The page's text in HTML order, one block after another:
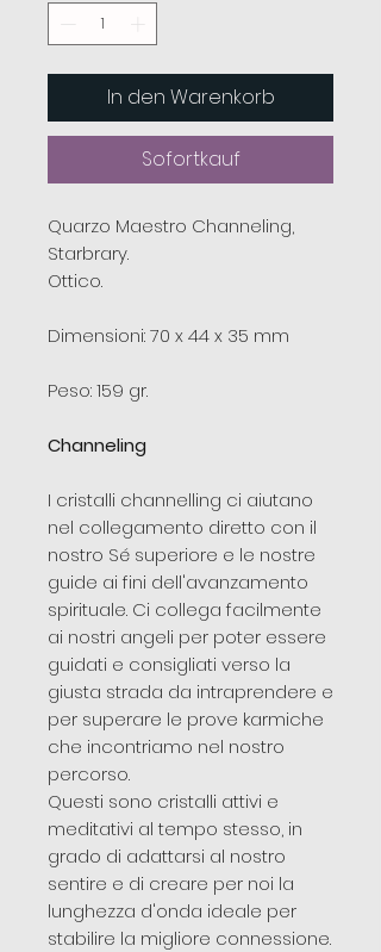
In den Warenkorb
Sofortkauf
Quarzo Maestro Channeling,
Starbrary.
Ottico.
Dimensioni: 70 x 44 x 35 mm
Peso: 159 gr.
Channeling
I cristalli channelling ci aiutano
nel collegamento diretto con il
nostro Sé superiore e le nostre
guide ai fini dell'avanzamento
spirituale. Ci collega facilmente
ai nostri angeli per poter essere
guidati e consigliati verso la
giusta strada da intraprendere e
per superare le prove karmiche
che incontriamo nel nostro
percorso.
Questi sono cristalli attivi e
meditativi al tempo stesso, in
grado di adattarsi al nostro
sentire e di creare per noi la
lunghezza d'onda ideale per
stabilire la migliore connessione.